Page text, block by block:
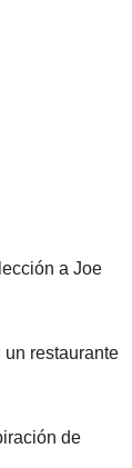
a Joe
restaurante
de